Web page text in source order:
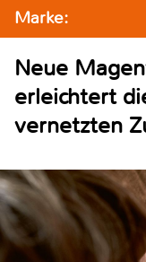
Marke:
Neue
erleichtert
vernetzten